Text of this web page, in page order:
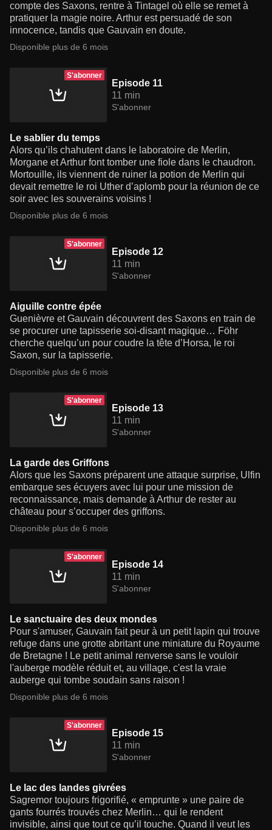
compte des Saxons, rentre à Tintagel où elle se remet à
pratiquer la magie noire. Arthur est persuadé de son
innocence, tandis que Gauvain en doute.
Disponible plus de 6 mois
S'abonner
Episode 11
11 min
S'abonner
Le sablier du temps
Alors qu’ils chahutent dans le laboratoire de Merlin,
Morgane et Arthur font tomber une fiole dans le chaudron.
Mortouille, ils viennent de ruiner la potion de Merlin qui
devait remettre le roi Uther d’aplomb pour la réunion de ce
soir avec les souverains voisins !
Disponible plus de 6 mois
S'abonner
Episode 12
11 min
S'abonner
Aiguille contre épée
Guenièvre et Gauvain découvrent des Saxons en train de
se procurer une tapisserie soi-disant magique… Föhr
cherche quelqu’un pour coudre la tête d’Horsa, le roi
Saxon, sur la tapisserie.
Disponible plus de 6 mois
S'abonner
Episode 13
11 min
S'abonner
La garde des Griffons
Alors que les Saxons préparent une attaque surprise, Ulfin
embarque ses écuyers avec lui pour une mission de
reconnaissance, mais demande à Arthur de rester au
château pour s’occuper des griffons.
Disponible plus de 6 mois
S'abonner
Episode 14
11 min
S'abonner
Le sanctuaire des deux mondes
Pour s'amuser, Gauvain fait peur à un petit lapin qui trouve
refuge dans une grotte abritant une miniature du Royaume
de Bretagne ! Le petit animal renverse sans le vouloir
l'auberge modèle réduit et, au village, c'est la vraie
auberge qui tombe soudain sans raison !
Disponible plus de 6 mois
S'abonner
Episode 15
11 min
S'abonner
Le lac des landes givrées
Sagremor toujours frigorifié, « emprunte » une paire de
gants fourrés trouvés chez Merlin… qui le rendent
invisible, ainsi que tout ce qu’il touche. Quand il veut les